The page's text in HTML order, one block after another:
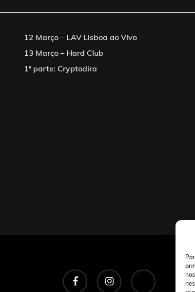
12 Março – LAV Lisboa ao Vivo
13 Março – Hard Club
1ª parte: Cryptodira
facebook instagram tiktok